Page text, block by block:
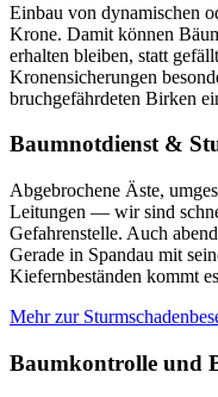
Einbau von dynamischen
Krone. Damit können
erhalten bleiben, statt
Kronensicherungen
bruchgefährdeten Birken
Baumnotdienst &
Abgebrochene Äste,
Leitungen — wir sind
Gefahrenstelle. Auch
Gerade in Spandau mit
Kiefernbeständen kommt
Mehr zur
Baumkontrolle und